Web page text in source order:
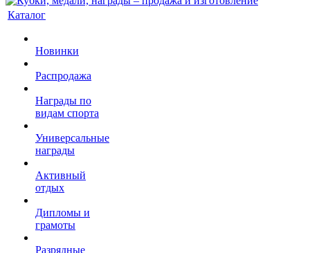
Каталог
Новинки
Распродажа
Награды по
видам спорта
Универсальные
награды
Активный
отдых
Дипломы и
грамоты
Разрядные